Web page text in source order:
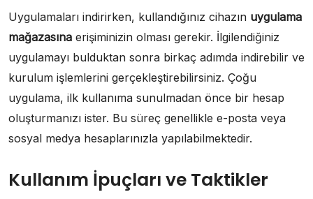
Uygulamaları indirirken, kullandığınız cihazın uygulama
mağazasına erişiminizin olması gerekir. İlgilendiğiniz
uygulamayı bulduktan sonra birkaç adımda indirebilir ve
kurulum işlemlerini gerçekleştirebilirsiniz. Çoğu
uygulama, ilk kullanıma sunulmadan önce bir hesap
oluşturmanızı ister. Bu süreç genellikle e-posta veya
sosyal medya hesaplarınızla yapılabilmektedir.
Kullanım İpuçları ve Taktikler